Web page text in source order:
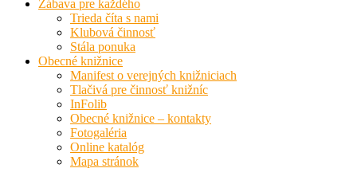
Zábava pre každého
Trieda číta s nami
Klubová činnosť
Stála ponuka
Obecné knižnice
Manifest o verejných knižniciach
Tlačivá pre činnosť knižníc
InFolib
Obecné knižnice – kontakty
Fotogaléria
Online katalóg
Mapa stránok